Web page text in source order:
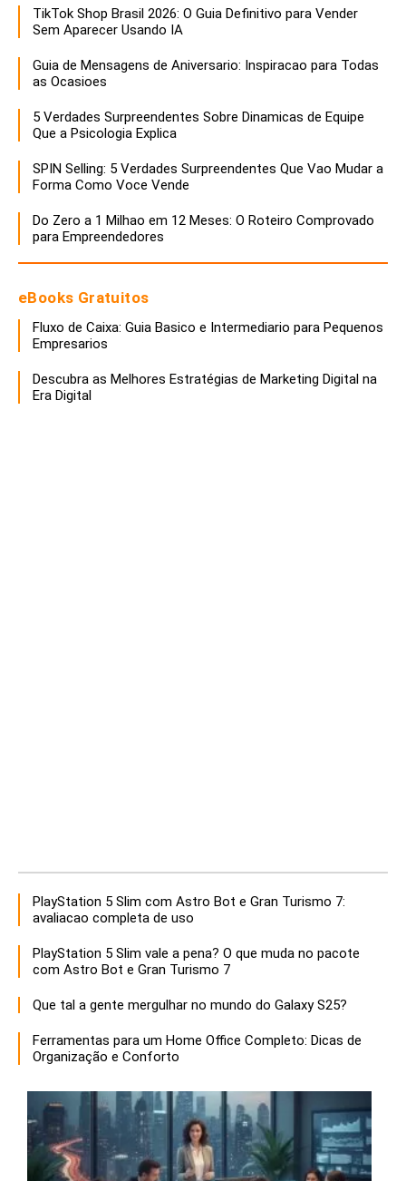
TikTok Shop Brasil 2026: O Guia Definitivo para Vender
Sem Aparecer Usando IA
Guia de Mensagens de Aniversario: Inspiracao para Todas
as Ocasioes
5 Verdades Surpreendentes Sobre Dinamicas de Equipe
Que a Psicologia Explica
SPIN Selling: 5 Verdades Surpreendentes Que Vao Mudar a
Forma Como Voce Vende
Do Zero a 1 Milhao em 12 Meses: O Roteiro Comprovado
para Empreendedores
eBooks Gratuitos
Fluxo de Caixa: Guia Basico e Intermediario para Pequenos
Empresarios
Descubra as Melhores Estratégias de Marketing Digital na
Era Digital
PlayStation 5 Slim com Astro Bot e Gran Turismo 7:
avaliacao completa de uso
PlayStation 5 Slim vale a pena? O que muda no pacote
com Astro Bot e Gran Turismo 7
Que tal a gente mergulhar no mundo do Galaxy S25?
Ferramentas para um Home Office Completo: Dicas de
Organização e Conforto